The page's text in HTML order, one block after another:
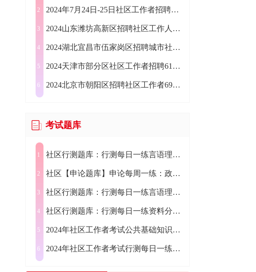
2 2024年7月24日-25日社区工作者招聘公告汇总（1197人）
3 2024山东潍坊高新区招聘社区工作人员50人公告
4 2024湖北宜昌市伍家岗区招聘城市社区工作者23人公告
5 2024天津市部分区社区工作者招聘617人公告
6 2024北京市朝阳区招聘社区工作者696人公告
考试题库
1 社区行测题库：行测每日一练言语理解练习题2024.07.29
2 社区【申论题库】申论每周一练：政务服务新媒体
3 社区行测题库：行测每日一练言语理解练习题2024.07.30
4 社区行测题库：行测每日一练资料分析练习题2024.07.31
5 2024年社区工作者考试公共基础知识每日一练（7.19）
6 2024年社区工作者考试行测每日一练（7.19）